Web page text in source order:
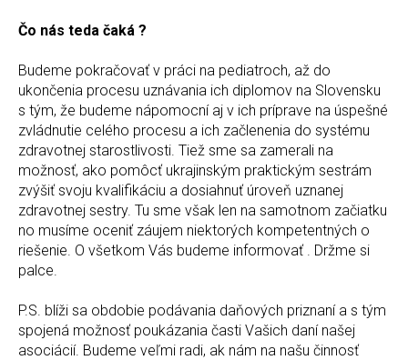
Čo nás teda čaká ?
Budeme pokračovať v práci na pediatroch, až do
ukončenia procesu uznávania ich diplomov na Slovensku
s tým, že budeme nápomocní aj v ich príprave na úspešné
zvládnutie celého procesu a ich začlenenia do systému
zdravotnej starostlivosti. Tiež sme sa zamerali na
možnosť, ako pomôcť ukrajinským praktickým sestrám
zvýšiť svoju kvalifikáciu a dosiahnuť úroveň uznanej
zdravotnej sestry. Tu sme však len na samotnom začiatku
no musíme oceniť záujem niektorých kompetentných o
riešenie. O všetkom Vás budeme informovať . Držme si
palce.
P.S. blíži sa obdobie podávania daňových priznaní a s tým
spojená možnosť poukázania časti Vašich daní našej
asociácií. Budeme veľmi radi, ak nám na našu činnosť